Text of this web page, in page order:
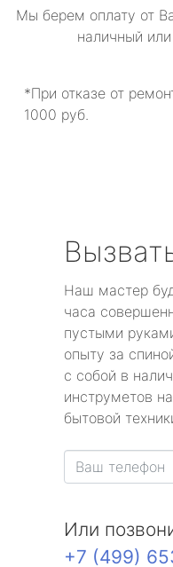
Мы берем оплату от
наличный
*При отказе от
1000 руб.
Наш мастер
часа
пустыми
опыту за
с собой в
инструметов
бытовой
Или
+7 (499)